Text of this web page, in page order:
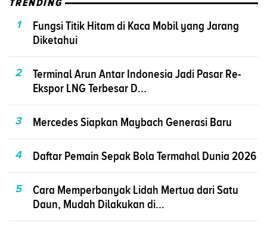
TRENDING
1
Fungsi Titik Hitam di Kaca Mobil yang Jarang
Diketahui
2
Terminal Arun Antar Indonesia Jadi Pasar Re-
Ekspor LNG Terbesar D...
3 Mercedes Siapkan Maybach Generasi Baru
4 Daftar Pemain Sepak Bola Termahal Dunia 2026
5
Cara Memperbanyak Lidah Mertua dari Satu
Daun, Mudah Dilakukan di...